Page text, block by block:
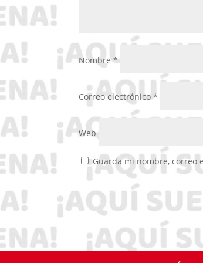
Nombre*
Correo electrónico*
Web
Guarda mi nombre, correo